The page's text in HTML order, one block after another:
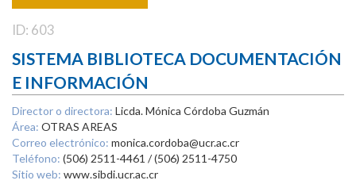
ID: 603
SISTEMA BIBLIOTECA DOCUMENTACIÓN
E INFORMACIÓN
Director o directora: Licda. Mónica Córdoba Guzmán
Área: OTRAS AREAS
Correo electrónico: monica.cordoba@ucr.ac.cr
Teléfono: (506) 2511-4461 / (506) 2511-4750
Sitio web: www.sibdi.ucr.ac.cr